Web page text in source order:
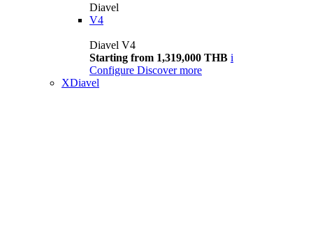
Diavel
V4
Diavel V4
Starting from 1,319,000 THB i
Configure Discover more
XDiavel